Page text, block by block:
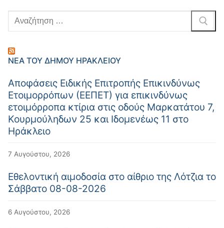
ΝΈΑ ΤΟΥ ΔΉΜΟΥ ΗΡΑΚΛΕΊΟΥ
Αποφάσεις Ειδικής Επιτροπής Επικινδύνως
Ετοιμορρόπων (ΕΕΠΕΤ) για επικινδύνως
ετοιμόρροπα κτίρια στις οδούς Μαρκατάτου 7,
Κουρμούληδων 25 και Ιδομενέως 11 στο
Ηράκλειο
7 Αυγούστου, 2026
Εθελοντική αιμοδοσία στο αίθριο της Λότζια το
Σάββατο 08-08-2026
6 Αυγούστου, 2026